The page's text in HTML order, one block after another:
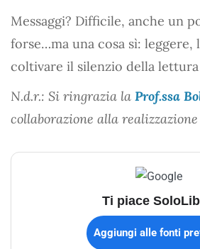
Messaggi? Difficile, anche un
forse…ma una cosa sì: leggere,
coltivare il silenzio della lettura
N.d.r.: Si ringrazia la Prof.ssa
collaborazione alla
Ti piace
Aggiungi alle fonti